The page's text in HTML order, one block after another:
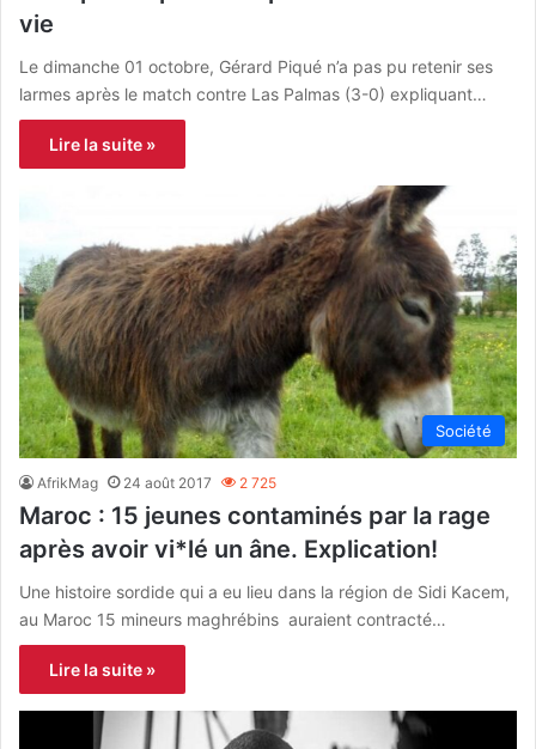
vie
Le dimanche 01 octobre, Gérard Piqué n’a pas pu retenir ses
larmes après le match contre Las Palmas (3-0) expliquant…
Lire la suite »
Société
AfrikMag 24 août 2017 2 725
Maroc : 15 jeunes contaminés par la rage
après avoir vi*lé un âne. Explication!
Une histoire sordide qui a eu lieu dans la région de Sidi Kacem,
au Maroc 15 mineurs maghrébins auraient contracté…
Lire la suite »